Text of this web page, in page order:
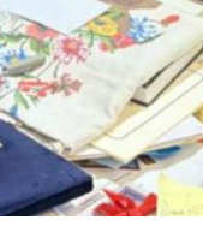
του
Πύργου